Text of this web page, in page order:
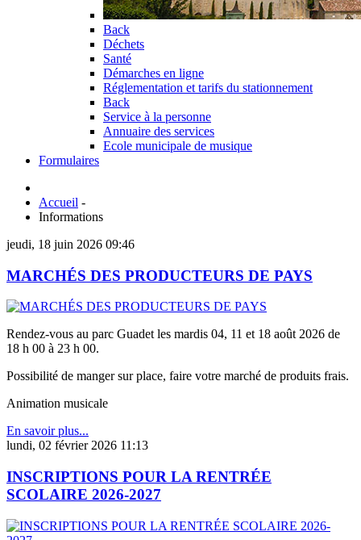
Back
Déchets
Santé
Démarches en ligne
Réglementation et tarifs du stationnement
Back
Service à la personne
Annuaire des services
Ecole municipale de musique
Formulaires
Accueil -
Informations
jeudi, 18 juin 2026 09:46
MARCHÉS DES PRODUCTEURS DE PAYS
Rendez-vous au parc Guadet les mardis 04, 11 et 18 août 2026 de
18 h 00 à 23 h 00.
Possibilité de manger sur place, faire votre marché de produits frais.
Animation musicale
En savoir plus...
lundi, 02 février 2026 11:13
INSCRIPTIONS POUR LA RENTRÉE
SCOLAIRE 2026-2027